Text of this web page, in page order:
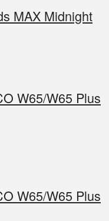
MAX Midnight
W65/W65 Plus
W65/W65 Plus